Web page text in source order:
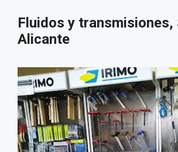
Fluidos y transmisiones,
Alicante